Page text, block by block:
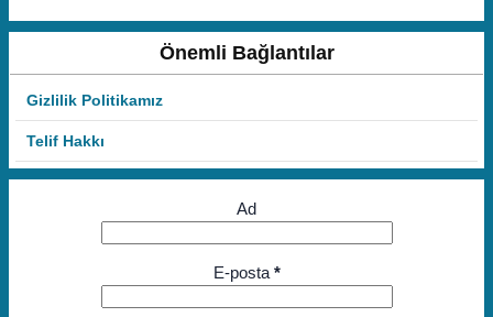
Önemli Bağlantılar
Gizlilik Politikamız
Telif Hakkı
Ad
E-posta *